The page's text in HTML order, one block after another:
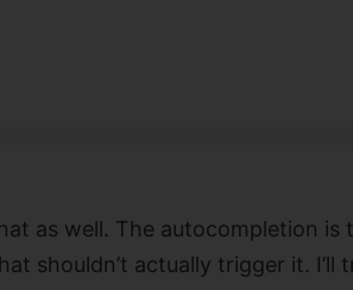
as well. The autocompletion is
shouldn’t actually trigger it. I’ll